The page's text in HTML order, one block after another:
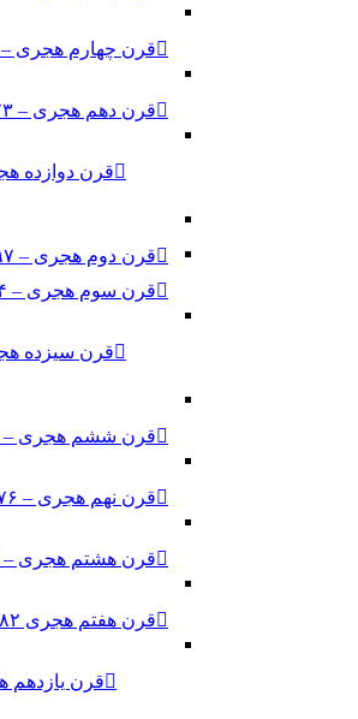
قرن چهارم هجری – ۲۹۱ الی ۳۸۸ شمسی
قرن دهم هجری – ۸۷۳ الی ۹۷۰ شمسی
قرن دوم هجری – ۹۷ الی ۱۹۴ شمسی
قرن سوم هجری – ۱۹۴ الی ۲۹۱ شمسی
قرن ششم هجری – ۴۸۵ الی ۵۸۲ شمسی
قرن نهم هجری – ۷۷۶ الی ۸۷۳ شمسی
قرن هشتم هجری – ۶۷۹ الی ۷۷۶ شمسی
قرن هفتم هجری ۵۸۲ الی ۶۷۹ شمسی